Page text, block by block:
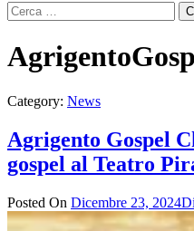
Ricerca
per:
Category: News
Agrigento Gospel
gospel al Teatro
Posted On Dicembre 23, 2024